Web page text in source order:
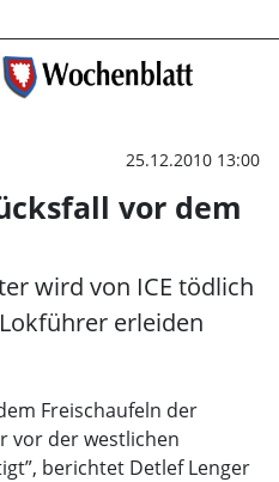
Tragischer
25.12.2010 13:00
vor dem
wird von ICE tödlich
erleiden
Freischaufeln der
vor der westlichen
berichtet Detlef Lenger